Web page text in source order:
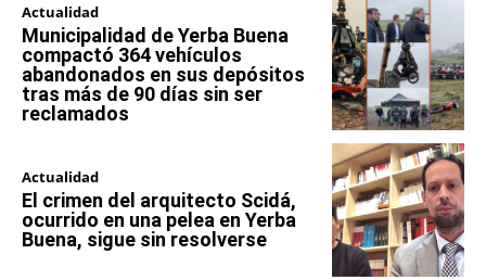
Actualidad
Municipalidad de Yerba Buena
compactó 364 vehículos
abandonados en sus depósitos
tras más de 90 días sin ser
reclamados
Actualidad
El crimen del arquitecto Scidá,
ocurrido en una pelea en Yerba
Buena, sigue sin resolverse